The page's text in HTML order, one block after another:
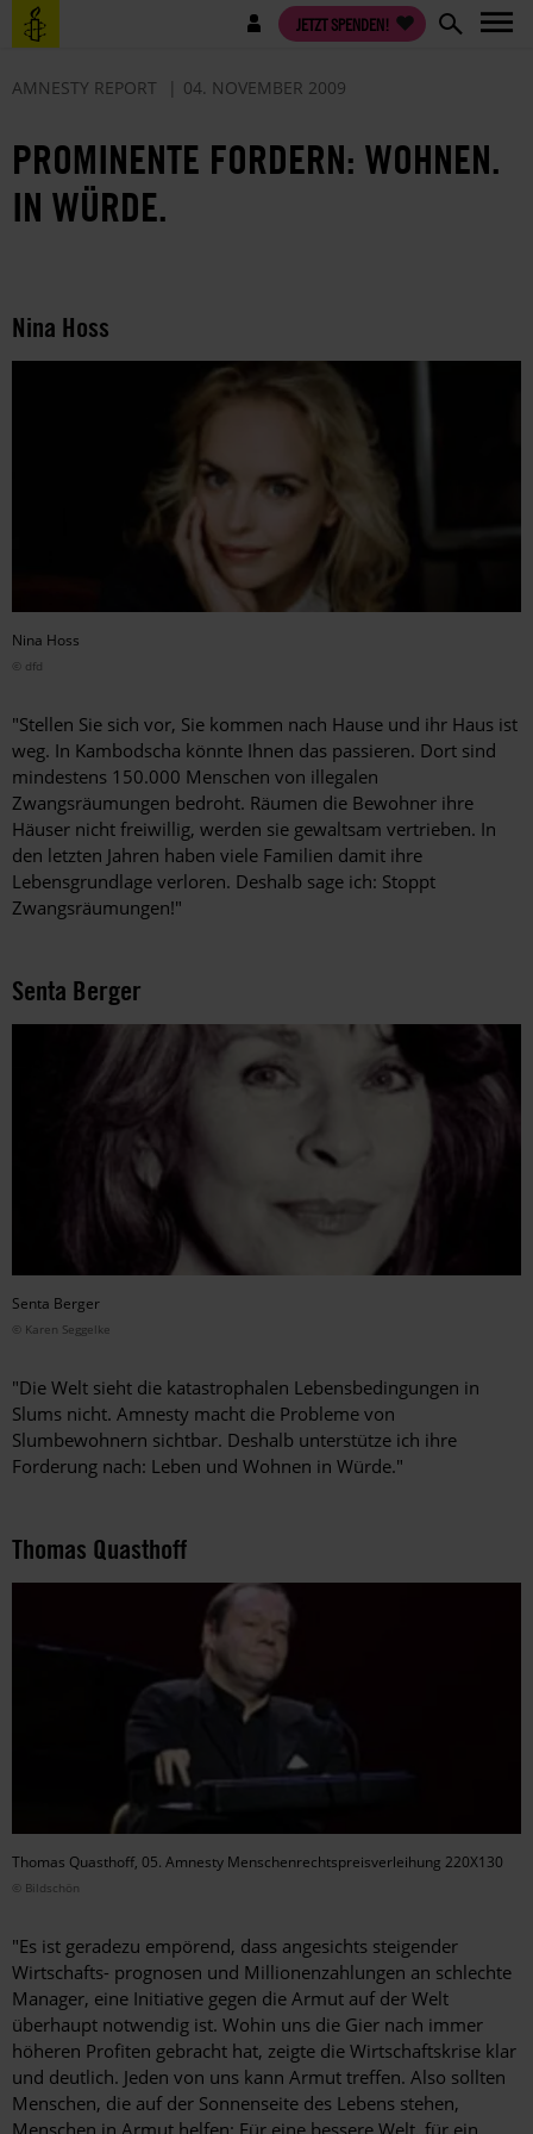
Direkt
zum
Benutzermenü JETZT SPENDEN!
AMNESTY REPORT 04. NOVEMBER 2009
PROMINENTE FORDERN: WOHNEN.
IN WÜRDE.
Nina Hoss
Nina Hoss
© dfd
"Stellen Sie sich vor, Sie kommen nach Hause und ihr Haus ist
weg. In Kambodscha könnte Ihnen das passieren. Dort sind
mindestens 150.000 Menschen von illegalen
Zwangsräumungen bedroht. Räumen die Bewohner ihre
Häuser nicht freiwillig, werden sie gewaltsam vertrieben. In
den letzten Jahren haben viele Familien damit ihre
Lebensgrundlage verloren. Deshalb sage ich: Stoppt
Zwangsräumungen!"
Senta Berger
Senta Berger
© Karen Seggelke
"Die Welt sieht die katastrophalen Lebensbedingungen in
Slums nicht. Amnesty macht die Probleme von
Slumbewohnern sichtbar. Deshalb unterstütze ich ihre
Forderung nach: Leben und Wohnen in Würde."
Thomas Quasthoff
Thomas Quasthoff, 05. Amnesty Menschenrechtspreisverleihung 220X130
© Bildschön
"Es ist geradezu empörend, dass angesichts steigender
Wirtschafts- prognosen und Millionenzahlungen an schlechte
Manager, eine Initiative gegen die Armut auf der Welt
überhaupt notwendig ist. Wohin uns die Gier nach immer
höheren Profiten gebracht hat, zeigte die Wirtschaftskrise klar
und deutlich. Jeden von uns kann Armut treffen. Also sollten
Menschen, die auf der Sonnenseite des Lebens stehen,
Menschen in Armut helfen: Für eine bessere Welt, für ein